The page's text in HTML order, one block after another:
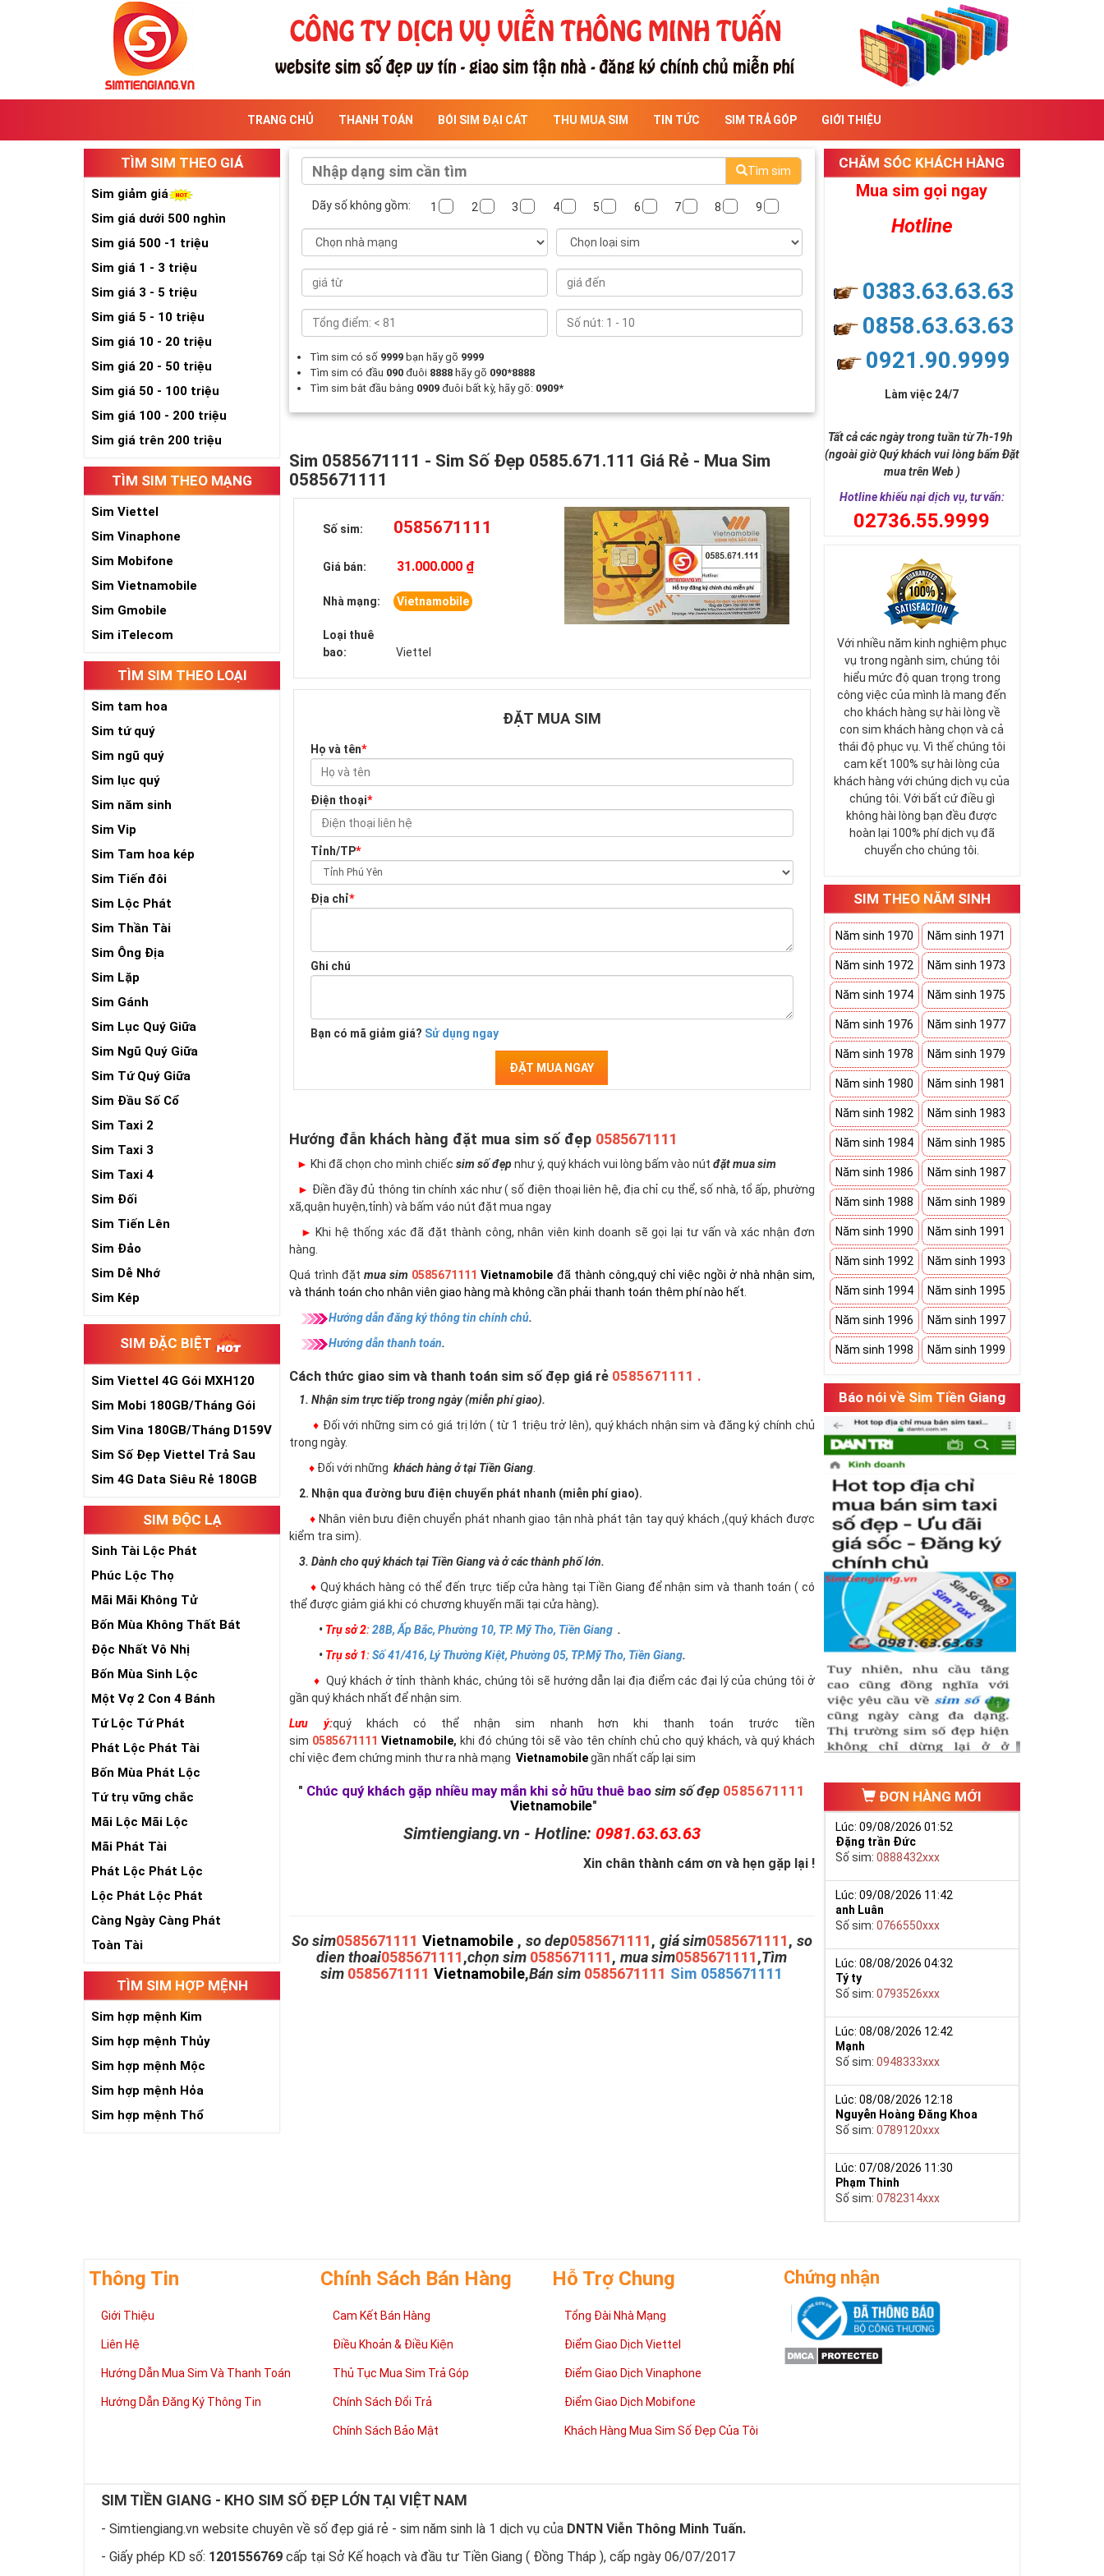
TRANG CHỦ THANH TOÁN BÓI SIM ĐẠI CÁT THU MUA SIM TIN TỨC SIM TRẢ GÓP GIỚI THIỆU
TÌM SIM THEO GIÁ
Sim giảm giá
Sim giá dưới 500 nghìn
Sim giá 500 -1 triệu
Sim giá 1 - 3 triệu
Sim giá 3 - 5 triệu
Sim giá 5 - 10 triệu
Sim giá 10 - 20 triệu
Sim giá 20 - 50 triệu
Sim giá 50 - 100 triệu
Sim giá 100 - 200 triệu
Sim giá trên 200 triệu
TÌM SIM THEO MẠNG
Sim Viettel
Sim Vinaphone
Sim Mobifone
Sim Vietnamobile
Sim Gmobile
Sim iTelecom
TÌM SIM THEO LOẠI
Sim tam hoa
Sim tứ quý
Sim ngũ quý
Sim lục quý
Sim năm sinh
Sim Vip
Sim Tam hoa kép
Sim Tiến đôi
Sim Lộc Phát
Sim Thần Tài
Sim Ông Địa
Sim Lặp
Sim Gánh
Sim Lục Quý Giữa
Sim Ngũ Quý Giữa
Sim Tứ Quý Giữa
Sim Đầu Số Cổ
Sim Taxi 2
Sim Taxi 3
Sim Taxi 4
Sim Đối
Sim Tiến Lên
Sim Đảo
Sim Dễ Nhớ
Sim Kép
SIM ĐẶC BIỆT
Sim Viettel 4G Gói MXH120
Siêu Rẻ
Sim Mobi 180GB/Tháng Gói
TK159
Sim Vina 180GB/Tháng D159V
Sim Số Đẹp Viettel Trả Sau
Sim 4G Data Siêu Rẻ 180GB
SIM ĐỘC LẠ
Sinh Tài Lộc Phát
Phúc Lộc Thọ
Mãi Mãi Không Tử
Bốn Mùa Không Thất Bát
Độc Nhất Vô Nhị
Bốn Mùa Sinh Lộc
Một Vợ 2 Con 4 Bánh
Tứ Lộc Tứ Phát
Phát Lộc Phát Tài
Bốn Mùa Phát Lộc
Tứ trụ vững chắc
Mãi Lộc Mãi Lộc
Mãi Phát Tài
Phát Lộc Phát Lộc
Lộc Phát Lộc Phát
Càng Ngày Càng Phát
Toàn Tài
TÌM SIM HỢP MỆNH
Sim hợp mệnh Kim
Sim hợp mệnh Thủy
Sim hợp mệnh Mộc
Sim hợp mệnh Hỏa
Sim hợp mệnh Thổ
Tìm sim
Dãy số không gồm: 1 2 3 4 5 6 7 8 9
Tìm sim có số 9999 bạn hãy gõ 9999
Tìm sim có đầu 090đuôi 8888 hãy gõ 090*8888
Tìm sim bắt đầu bằng 0909 đuôi bất kỳ, hãy gõ: 0909*
Sim 0585671111 - Sim Số Đẹp 0585.671.111 Giá Rẻ - Mua Sim
0585671111
Số sim: 0585671111
Giá bán: 31.000.000 ₫
Nhà mạng: Vietnamobile
Loại thuê
bao:
Viettel
ĐẶT MUA SIM
Họ và tên*
Điện thoại*
Tỉnh/TP*
Địa chỉ*
Ghi chú
Bạn có mã giảm giá? Sử dụng ngay
ĐẶT MUA NGAY
Hướng đẫn khách hàng đặt mua sim số đẹp 0585671111
► Khi đã chọn cho mình chiếcsim số đẹpnhư ý, quý khách vui lòng bấm vào nútđặt mua sim
► Điền đầy đủ thông tin chính xác như ( số điện thoại liên hệ, địa chỉ cụ thể, số nhà, tổ ấp, phường
xã,quận huyện,tỉnh) và bấm váo nút đặt mua ngay
► Khi hệ thống xác đã đặt thành công, nhân viên kinh doanh sẽ gọi lại tư vấn và xác nhận đơn
hàng.
Quá trình đặtmua sim 0585671111Vietnamobile đã thành công,quý chỉ việc ngồi ở nhà nhận sim,
và thánh toán cho nhân viên giao hàng mà không cần phải thanh toán thêm phí nào hết.
Hướng dẫn đăng ký thông tin chính chủ.
Hướng dẫn thanh toán.
Cách thức giao sim và thanh toán sim số đẹp giá rẻ 0585671111 .
1. Nhận sim trực tiếp trong ngày (miễn phí giao).
♦ Đối với những sim có giá trị lớn ( từ 1 triệu trở lên), quý khách nhận sim và đăng ký chính chủ
trong ngày.
♦ Đối với nhữngkhách hàng ở tại Tiền Giang
2. Nhận qua đường bưu điện chuyển phát nhanh (miễn phí giao).
♦ Nhân viên bưu điện chuyển phát nhanh giao tận nhà phát tận tay quý khách ,(quý khách được
kiểm tra sim).
3. Dành cho quý khách tại Tiền Giang và ở các thành phố lớn.
♦ Quý khách hàng có thể đến trực tiếp cửa hàng tại Tiền Giang để nhận sim và thanh toán ( có
thể được giảm giá khi có chương khuyến mãi tại cửa hàng).
• Trụ sở 2: 28B, Ấp Bắc, Phường 10, TP. Mỹ Tho, Tiền Giang .
• Trụ sở 1: Số 41/416, Lý Thường Kiệt, Phường 05, TP.Mỹ Tho, Tiền Giang.
♦ Quý khách ở tỉnh thành khác, chúng tôi sẽ hướng dẫn lại địa điểm các đại lý của chúng tôi ở
gần quý khách nhất để nhận sim.
Lưu ý:quý khách có thể nhận sim nhanh hơn khi thanh toán trước tiền
sim 0585671111 Vietnamobile, khi đó chúng tôi sẽ vào tên chính chủ cho quý khách, và quý khách
chỉ việc đem chứng minh thư ra nhà mạng Vietnamobilegần nhất cấp lại sim
" Chúc quý khách gặp nhiều may mắn khi sở hữu thuê baosim số đẹp 0585671111
Vietnamobile"
Simtiengiang.vn - Hotline: 0981.63.63.63
Xin chân thành cám ơn và hẹn gặp lại !
So sim0585671111 Vietnamobile , so dep0585671111, giá sim0585671111, so
dien thoai0585671111,chọn sim 0585671111,mua sim0585671111,Tìm
sim 0585671111Vietnamobile,Bán sim 0585671111 Sim 0585671111
CHĂM SÓC KHÁCH HÀNG
Mua sim gọi ngay
Hotline
0383.63.63.63
0858.63.63.63
0921.90.9999
Làm việc 24/7
Tất cả các ngày trong tuần từ 7h-19h
(ngoài giờ Quý khách vui lòng bấm Đặt
mua trên Web )
Hotline khiếu nại dịch vụ, tư vấn:
02736.55.9999
Với nhiều năm kinh nghiệm phục
vụ trong ngành sim, chúng tôi
hiểu mức độ quan trọng trong
công việc của mình là mang đến
cho khách hàng sự hài lòng về
con sim khách hàng chọn và cả
thái độ phục vụ. Vì thế chúng tôi
cam kết 100% sự hài lòng của
khách hàng với chúng dịch vụ của
chúng tôi. Với bất cứ điều gì
không hài lòng bạn đều được
hoàn lại 100% phí dịch vụ đã
chuyển cho chúng tôi.
SIM THEO NĂM SINH
Năm sinh 1970 Năm sinh 1971
Năm sinh 1972 Năm sinh 1973
Năm sinh 1974 Năm sinh 1975
Năm sinh 1976 Năm sinh 1977
Năm sinh 1978 Năm sinh 1979
Năm sinh 1980 Năm sinh 1981
Năm sinh 1982 Năm sinh 1983
Năm sinh 1984 Năm sinh 1985
Năm sinh 1986 Năm sinh 1987
Năm sinh 1988 Năm sinh 1989
Năm sinh 1990 Năm sinh 1991
Năm sinh 1992 Năm sinh 1993
Năm sinh 1994 Năm sinh 1995
Năm sinh 1996 Năm sinh 1997
Năm sinh 1998 Năm sinh 1999
Báo nói về Sim Tiền Giang
ĐƠN HÀNG MỚI
Lúc: 09/08/2026 01:52
Đặng trần Đức
Số sim:0888432xxx
Lúc: 09/08/2026 11:42
anh Luân
Số sim:0766550xxx
Lúc: 08/08/2026 04:32
Tý ty
Số sim:0793526xxx
Lúc: 08/08/2026 12:42
Mạnh
Số sim:0948333xxx
Lúc: 08/08/2026 12:18
Nguyễn Hoàng Đăng Khoa
Số sim:0789120xxx
Lúc: 07/08/2026 11:30
Phạm Thinh
Số sim:0782314xxx
Thông Tin
Giới Thiệu
Liên Hệ
Hướng Dẫn Mua Sim Và Thanh Toán
Hướng Dẫn Đăng Ký Thông Tin
Chính Sách Bán Hàng
Cam Kết Bán Hàng
Điều Khoản & Điều Kiện
Thủ Tục Mua Sim Trả Góp
Chính Sách Đổi Trả
Chính Sách Bảo Mật
Hỗ Trợ Chung
Tổng Đài Nhà Mạng
Điểm Giao Dịch Viettel
Điểm Giao Dịch Vinaphone
Điểm Giao Dịch Mobifone
Khách Hàng Mua Sim Số Đẹp Của Tôi
Chứng nhận
SIM TIỀN GIANG - KHO SIM SỐ ĐẸP LỚN TẠI VIỆT NAM
- Simtiengiang.vn website chuyên về số đẹp giá rẻ - sim năm sinh là 1 dịch vụ của DNTN Viễn Thông Minh Tuấn.
- Giấy phép KD số: 1201556769 cấp tại Sở Kế hoạch và đầu tư Tiền Giang ( Đồng Tháp ), cấp ngày 06/07/2017